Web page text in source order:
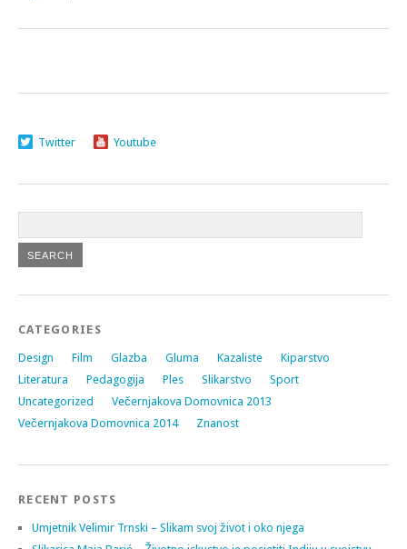
Twitter Youtube
CATEGORIES
Design Film Glazba Gluma Kazaliste
Kiparstvo
Literatura
Pedagogija Ples Slikarstvo
Sport
Uncategorized
Večernjakova Domovnica 2013
Večernjakova Domovnica 2014
Znanost
RECENT POSTS
Umjetnik Velimir Trnski – Slikam svoj život i oko njega